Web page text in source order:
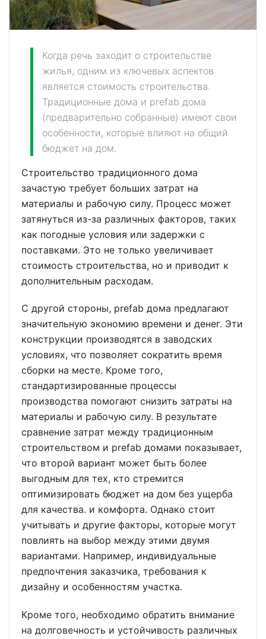
Когда речь заходит о строительстве
жилья, одним из ключевых аспектов
является стоимость строительства.
Традиционные дома и prefab дома
(предварительно собранные) имеют свои
особенности, которые влияют на общий
бюджет на дом.
Строительство традиционного дома
зачастую требует больших затрат на
материалы и рабочую силу. Процесс может
затянуться из-за различных факторов, таких
как погодные условия или задержки с
поставками. Это не только увеличивает
стоимость строительства, но и приводит к
дополнительным расходам.
С другой стороны, prefab дома предлагают
значительную экономию времени и денег. Эти
конструкции производятся в заводских
условиях, что позволяет сократить время
сборки на месте. Кроме того,
стандартизированные процессы
производства помогают снизить затраты на
материалы и рабочую силу. В результате
сравнение затрат между традиционным
строительством и prefab домами показывает,
что второй вариант может быть более
выгодным для тех, кто стремится
оптимизировать бюджет на дом без ущерба
для качества. и комфорта. Однако стоит
учитывать и другие факторы, которые могут
повлиять на выбор между этими двумя
вариантами. Например, индивидуальные
предпочтения заказчика, требования к
дизайну и особенностям участка.
Кроме того, необходимо обратить внимание
на долговечность и устойчивость различных